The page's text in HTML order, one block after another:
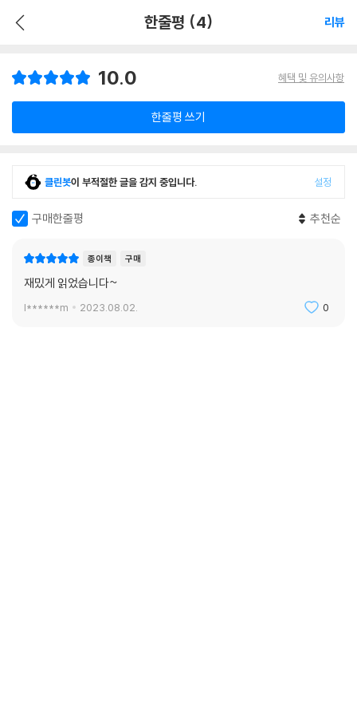
한줄평 (4) 리뷰
10.0 혜택 및 유의사항
한줄평 쓰기
클린봇이 부적절한 글을 감지 중입니다. 설정
구매한줄평 추천순
종이책 구매
재밌게 읽었습니다~
l******m 2023.08.02. 0